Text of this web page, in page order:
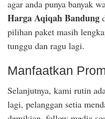
agar anda punya banyak
Harga Aqiqah Bandung
pilihan paket masih
tunggu dan ragu lagi.
Manfaatkan
Selanjutnya, kami rutin
lagi, pelanggan setia